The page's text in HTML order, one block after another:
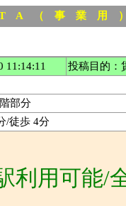
A （ 事 業 用
11:14:11
投稿目的：
部分
/徒歩 4分
用可能/全